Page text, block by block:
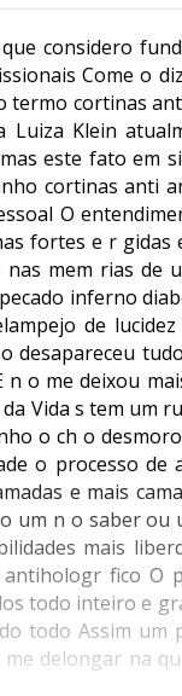
considero
Come o
termo cortinas
Luiza Klein
este fato
cortinas anti
O
fortes e r
mem rias
inferno
de
desapareceu
o me deixou
Vida s tem
o ch o
o processo
e mais
um n o saber
mais
fico O
todo inteiro e
todo Assim
delongar na